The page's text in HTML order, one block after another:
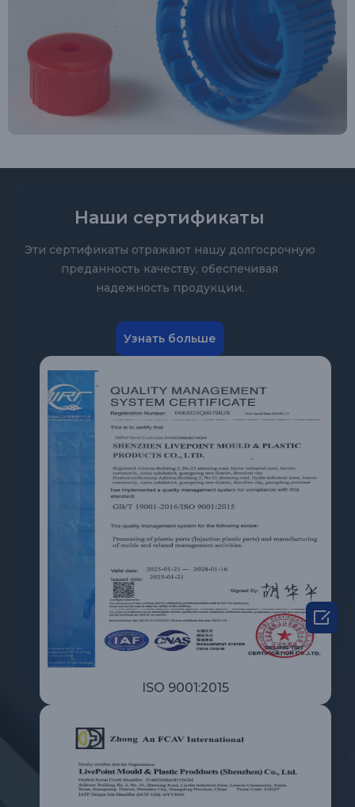
Наши сертификаты
Эти сертификаты отражают нашу долгосрочную
преданность качеству, обеспечивая
надежность продукции.
Узнать больше
ISO 9001:2015
